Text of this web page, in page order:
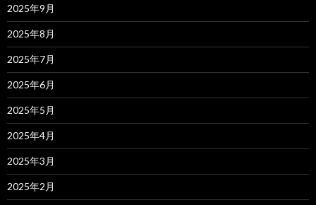
2025年9月
2025年8月
2025年7月
2025年6月
2025年5月
2025年4月
2025年3月
2025年2月